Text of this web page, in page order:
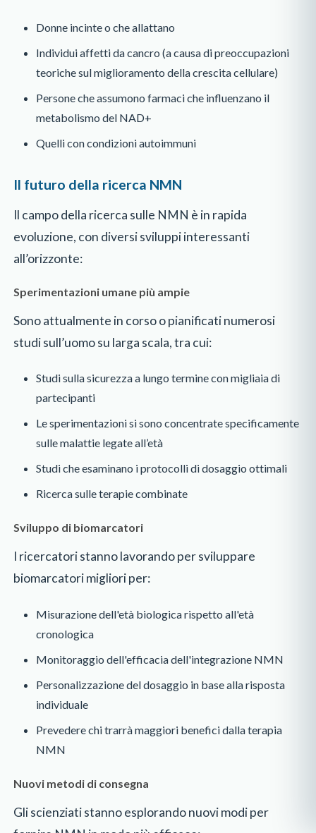
Donne incinte o che allattano
Individui affetti da cancro (a causa di preoccupazioni
teoriche sul miglioramento della crescita cellulare)
Persone che assumono farmaci che influenzano il
metabolismo del NAD+
Quelli con condizioni autoimmuni
Il futuro della ricerca NMN
Il campo della ricerca sulle NMN è in rapida
evoluzione, con diversi sviluppi interessanti
all’orizzonte:
Sperimentazioni umane più ampie
Sono attualmente in corso o pianificati numerosi
studi sull’uomo su larga scala, tra cui:
Studi sulla sicurezza a lungo termine con migliaia di
partecipanti
Le sperimentazioni si sono concentrate specificamente
sulle malattie legate all’età
Studi che esaminano i protocolli di dosaggio ottimali
Ricerca sulle terapie combinate
Sviluppo di biomarcatori
I ricercatori stanno lavorando per sviluppare
biomarcatori migliori per:
Misurazione dell'età biologica rispetto all'età
cronologica
Monitoraggio dell'efficacia dell'integrazione NMN
Personalizzazione del dosaggio in base alla risposta
individuale
Prevedere chi trarrà maggiori benefici dalla terapia
NMN
Nuovi metodi di consegna
Gli scienziati stanno esplorando nuovi modi per